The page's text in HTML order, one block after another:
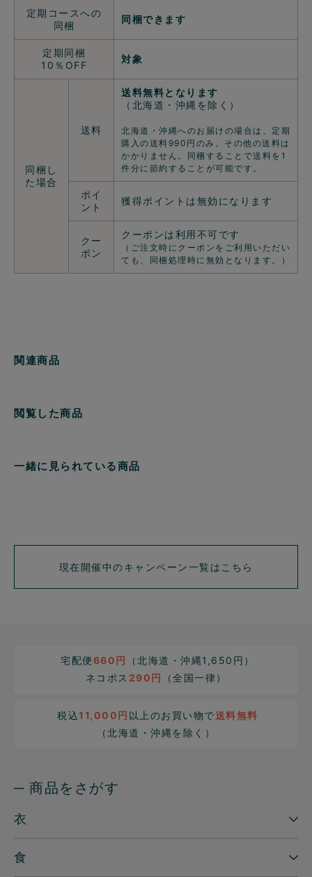
定期コースへの
同梱
同梱できます
定期同梱
10％OFF
対象
同梱し
た場合
送料
送料無料となります
（北海道・沖縄を除く）
北海道・沖縄へのお届けの場合は、定期
購入の送料990円のみ。その他の送料は
かかりません。同梱することで送料を1
件分に節約することが可能です。
ポイ
ント
獲得ポイントは無効になります
クー
ポン
クーポンは利用不可です
（ご注文時にクーポンをご利用いただい
ても、同梱処理時に無効となります。）
関連商品
閲覧した商品
一緒に見られている商品
現在開催中のキャンペーン一覧はこちら
宅配便660円
（北海道・沖縄1,650円）
ネコポス 290円 （全国一律）
税込11,000円 以上のお買い物で送料無料
（北海道・沖縄を除く）
─ 商品をさがす
衣
食